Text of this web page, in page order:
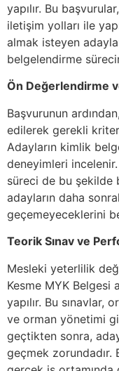
yapılır. Bu
iletişim yolları ile
almak isteyen
belgelendirme
Ön Değerlendirme
Başvurunun
edilerek gerekli
Adayların kimlik
deneyimleri
süreci de bu şekilde
adayların daha
geçemeyeceklerini
Teorik Sınav ve
Mesleki yeterlilik
Kesme MYK Belgesi
yapılır. Bu sınavlar,
ve orman yönetimi
geçtikten sonra,
geçmek zorundadır.